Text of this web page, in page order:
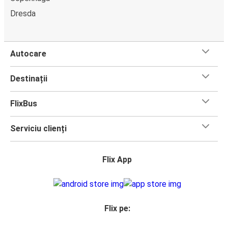
Amsterdam
Zurich
Dresda
Autocare
Destinații
FlixBus
Serviciu clienți
Flix App
Flix pe: